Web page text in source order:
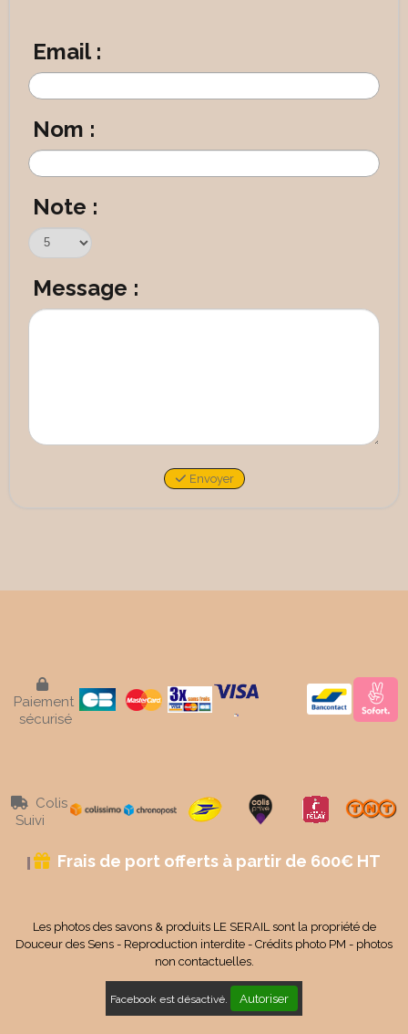
Email :
Nom :
Note :
Message :
Envoyer

Paiement
sécurisé

Colis
Suivi
 Frais de port offerts à partir de 600€ HT
Les photos des savons & produits LE SERAIL sont la propriété de
Douceur des Sens - Reproduction interdite - Crédits photo PM - photos
non contactuelles.
Facebook est désactivé. Autoriser